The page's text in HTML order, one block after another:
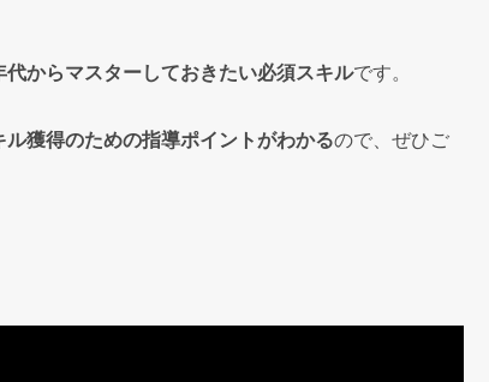
代からマスターしておきたい必須スキルです。
獲得のための指導ポイントがわかるので、ぜひご